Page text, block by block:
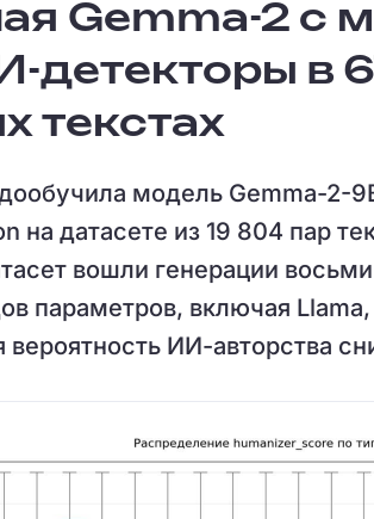
Gemma-2 с
детекторы в
текстах
модель Gemma-2-
на датасете из 19 804 пар
вошли генерации
параметров, включая
вероятность ИИ-авторства